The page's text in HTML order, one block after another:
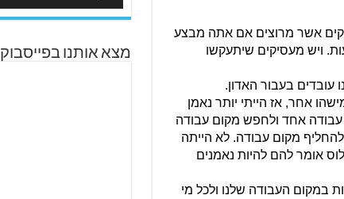
עובדים בעבור האדון.
מצא אותנו בפייסבוק